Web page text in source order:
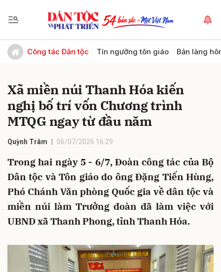
Công tác Dân tộc Tín ngưỡng tôn giáo Bản làng
Xã miền núi Thanh Hóa kiến
nghị bố trí vốn Chương trình
MTQG ngay từ đầu năm
Quỳnh Trâm 06/07/2026 16:29
Trong hai ngày 5 - 6/7, Đoàn công tác của Bộ
Dân tộc và Tôn giáo do ông Đặng Tiến Hùng,
Phó Chánh Văn phòng Quốc gia về dân tộc và
miền núi làm Trưởng đoàn đã làm việc với
UBND xã Thanh Phong, tỉnh Thanh Hóa.
Gửi bình luận